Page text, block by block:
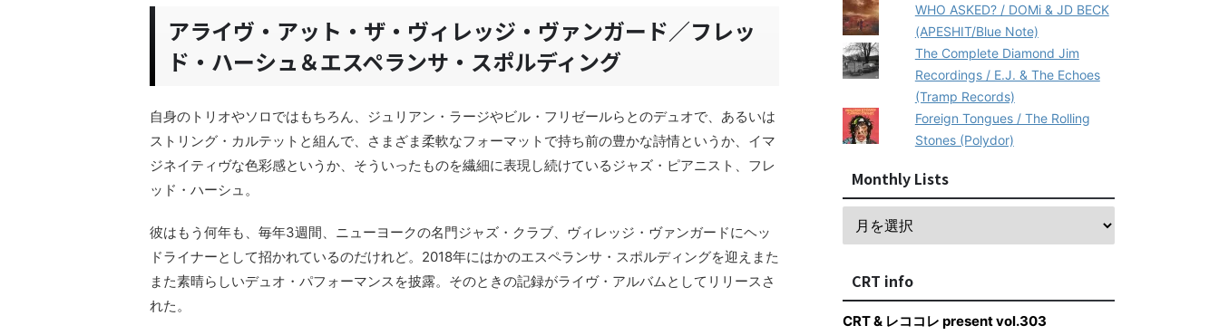
アライヴ・アット・ザ・ヴィレッジ・ヴァンガード／フレッ
ド・ハーシュ＆エスペランサ・スポルディング
自身のトリオやソロではもちろん、ジュリアン・ラージやビル・フリゼールらとのデュオで、あるいは
ストリング・カルテットと組んで、さまざま柔軟なフォーマットで持ち前の豊かな詩情というか、イマ
ジネイティヴな色彩感というか、そういったものを繊細に表現し続けているジャズ・ピアニスト、フレ
ッド・ハーシュ。
彼はもう何年も、毎年3週間、ニューヨークの名門ジャズ・クラブ、ヴィレッジ・ヴァンガードにヘッ
ドライナーとして招かれているのだけれど。2018年にはかのエスペランサ・スポルディングを迎えまた
また素晴らしいデュオ・パフォーマンスを披露。そのときの記録がライヴ・アルバムとしてリリースさ
れた。
WHO ASKED? / DOMi & JD BECK
(APESHIT/Blue Note)
The Complete Diamond Jim
Recordings / E.J. & The Echoes
(Tramp Records)
Foreign Tongues / The Rolling
Stones (Polydor)
Monthly Lists
CRT info
CRT & レココレ present vol.303